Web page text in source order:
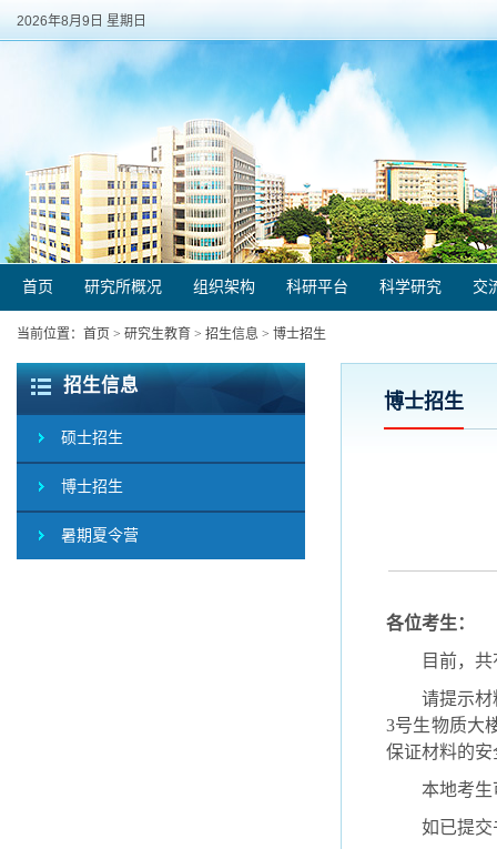
2026年8月9日 星期日
首页 研究所概况 组织架构 科研平台 科学研究 交
当前位置： 首页 > 研究生教育 > 招生信息 > 博士招生
招生信息
硕士招生
博士招生
暑期夏令营
博士招生
各位考生：
目前，
请提示
3号生物质大
保证材料的
本地考生
如已提交